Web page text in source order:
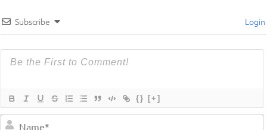
Subscribe Login
{} [+]